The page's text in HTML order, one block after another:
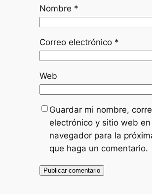
Nombre *
Correo electrónico *
Web
Guardar mi nombre,
electrónico y sitio web
navegador para la
que haga un comentario.